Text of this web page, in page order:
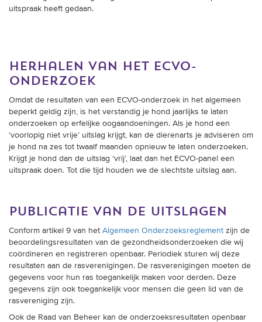
uitspraak heeft gedaan.
herhalen van het ecvo-
onderzoek
Omdat de resultaten van een ECVO-onderzoek in het algemeen
beperkt geldig zijn, is het verstandig je hond jaarlijks te laten
onderzoeken op erfelijke oogaandoeningen. Als je hond een
‘voorlopig niet vrije’ uitslag krijgt, kan de dierenarts je adviseren om
je hond na zes tot twaalf maanden opnieuw te laten onderzoeken.
Krijgt je hond dan de uitslag ‘vrij’, laat dan het ECVO-panel een
uitspraak doen. Tot die tijd houden we de slechtste uitslag aan.
publicatie van de uitslagen
Conform artikel 9 van het Algemeen Onderzoeksreglement zijn de
beoordelingsresultaten van de gezondheidsonderzoeken die wij
coördineren en registreren openbaar. Periodiek sturen wij deze
resultaten aan de rasverenigingen. De rasverenigingen moeten de
gegevens voor hun ras toegankelijk maken voor derden. Deze
gegevens zijn ook toegankelijk voor mensen die geen lid van de
rasvereniging zijn.
Ook de Raad van Beheer kan de onderzoeksresultaten openbaar